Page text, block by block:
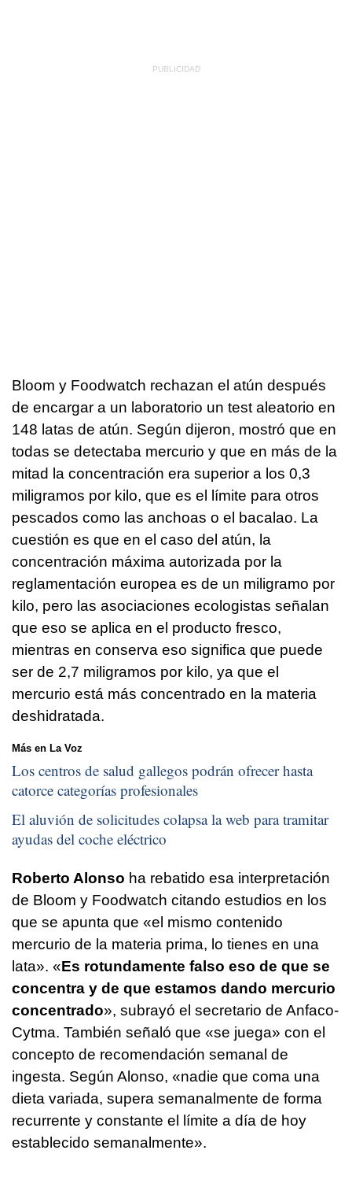
Bloom y Foodwatch rechazan el atún después
de encargar a un laboratorio un test aleatorio en
148 latas de atún. Según dijeron, mostró que en
todas se detectaba mercurio y que en más de la
mitad la concentración era superior a los 0,3
miligramos por kilo, que es el límite para otros
pescados como las anchoas o el bacalao. La
cuestión es que en el caso del atún, la
concentración máxima autorizada por la
reglamentación europea es de un miligramo por
kilo, pero las asociaciones ecologistas señalan
que eso se aplica en el producto fresco,
mientras en conserva eso significa que puede
ser de 2,7 miligramos por kilo, ya que el
mercurio está más concentrado en la materia
deshidratada.
Más en La Voz
Los centros de salud gallegos podrán ofrecer hasta
catorce categorías profesionales
El aluvión de solicitudes colapsa la web para tramitar
ayudas del coche eléctrico
Roberto Alonso ha rebatido esa interpretación
de Bloom y Foodwatch citando estudios en los
que se apunta que «el mismo contenido
mercurio de la materia prima, lo tienes en una
lata». «Es rotundamente falso eso de que se
concentra y de que estamos dando mercurio
concentrado», subrayó el secretario de Anfaco-
Cytma. También señaló que «se juega» con el
concepto de recomendación semanal de
ingesta. Según Alonso, «nadie que coma una
dieta variada, supera semanalmente de forma
recurrente y constante el límite a día de hoy
establecido semanalmente».